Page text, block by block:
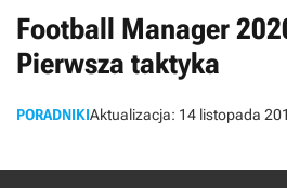
Football Manager
Pierwsza taktyka
PORADNIKIAktualizacja: 14 listopada